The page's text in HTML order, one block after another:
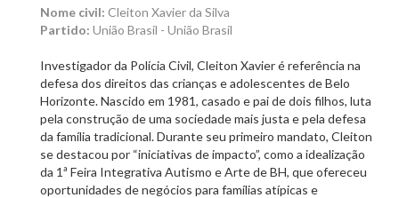
Nome civil: Cleiton Xavier da Silva
Partido: União Brasil - União Brasil
Investigador da Polícia Civil, Cleiton Xavier é referência na
defesa dos direitos das crianças e adolescentes de Belo
Horizonte. Nascido em 1981, casado e pai de dois filhos, luta
pela construção de uma sociedade mais justa e pela defesa
da família tradicional. Durante seu primeiro mandato, Cleiton
se destacou por “iniciativas de impacto”, como a idealização
da 1ª Feira Integrativa Autismo e Arte de BH, que ofereceu
oportunidades de negócios para famílias atípicas e